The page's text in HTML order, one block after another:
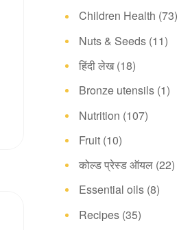
Children Health (73)
Nuts & Seeds (11)
हिंदी लेख (18)
Bronze utensils (1)
Nutrition (107)
Fruit (10)
कोल्ड प्रेस्ड ऑयल (22)
Essential oils (8)
Recipes (35)